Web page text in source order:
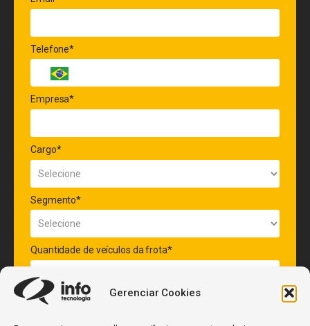
Gerenciar Cookies
Telefone*
Empresa*
Cargo*
Segmento*
Quantidade de veículos da frota*